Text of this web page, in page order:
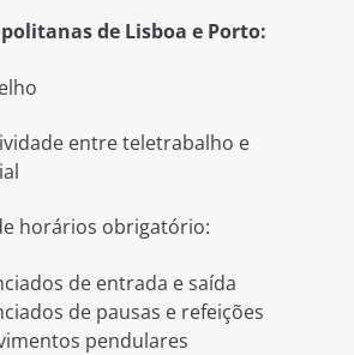
de Lisboa e Porto:
entre teletrabalho e
horários obrigatório:
de entrada e saída
de pausas e refeições
pendulares